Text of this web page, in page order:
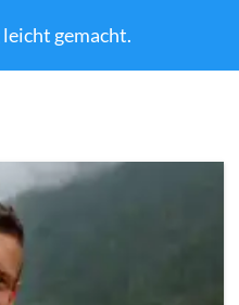
gemacht.